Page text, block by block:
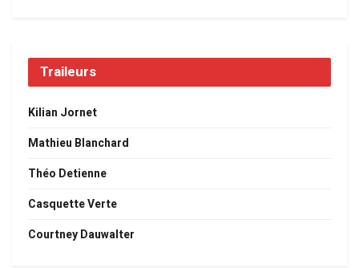
Traileurs
Kilian Jornet
Mathieu Blanchard
Théo Detienne
Casquette Verte
Courtney Dauwalter